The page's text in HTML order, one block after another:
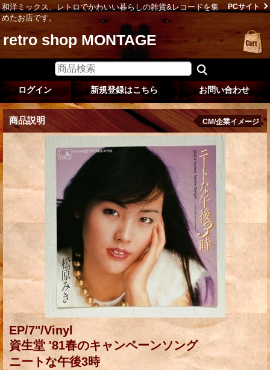
和洋ミックス、レトロでかわいい暮らしの雑貨&レコードを集
めたお店です。
PCサイト
retro shop MONTAGE
ログイン 新規登録はこちら お問い合わせ
商品説明 CM/企業イメージ
EP/7"/Vinyl
資生堂 '81春のキャンペーンソング
ニートな午後3時